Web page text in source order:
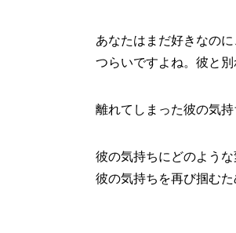
あなたはまだ好きなの
つらいですよね。彼と別
離れてしまった彼の気
彼の気持ちにどのよう
彼の気持ちを再び掴む